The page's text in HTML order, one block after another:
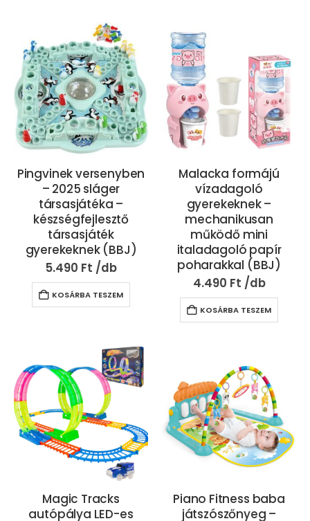
Pingvinek versenyben
– 2025 sláger
társasjátéka –
készségfejlesztő
társasjáték
gyerekeknek (BBJ)
5.490 Ft
KOSÁRBA TESZEM
Malacka formájú
vízadagoló
gyerekeknek –
mechanikusan
működő mini
italadagoló papír
poharakkal (BBJ)
4.490 Ft
KOSÁRBA TESZEM
Magic Tracks
autópálya LED-es
Piano Fitness baba
játszószőnyeg –